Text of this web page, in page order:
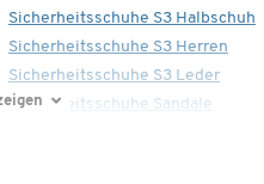
Sicherheitsschuhe S3 Halbschuh
Sicherheitsschuhe S3 Herren
Sicherheitsschuhe S3 Leder
Sicherheitsschuhe Sandale